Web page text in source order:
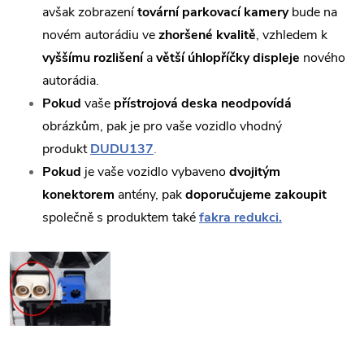
avšak zobrazenítovární parkovací kamerybude na
novém autorádiu vezhoršené kvalitě, vzhledem k
vyššímu rozlišeníavětší úhlopříčky displeje nového
autorádia.
Pokud vaše přístrojová deska neodpovídá
obrázkům, pak je pro vaše vozidlo vhodný
produkt DUDU137.
Pokud je vaše vozidlo vybaveno dvojitým
konektorem antény, pakdoporučujeme zakoupit
společně s produktem takéfakra redukci.